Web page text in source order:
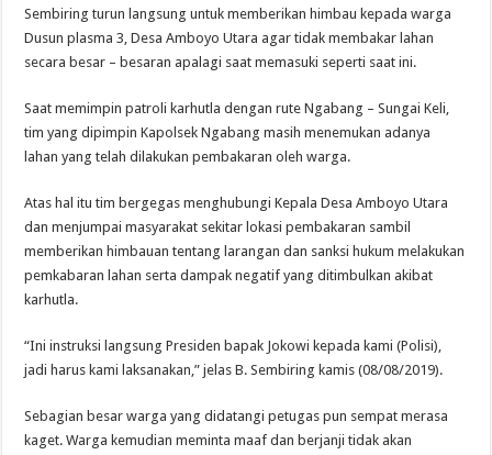
Sembiring turun langsung untuk memberikan himbau kepada warga
Dusun plasma 3, Desa Amboyo Utara agar tidak membakar lahan
secara besar – besaran apalagi saat memasuki seperti saat ini.
Saat memimpin patroli karhutla dengan rute Ngabang – Sungai Keli,
tim yang dipimpin Kapolsek Ngabang masih menemukan adanya
lahan yang telah dilakukan pembakaran oleh warga.
Atas hal itu tim bergegas menghubungi Kepala Desa Amboyo Utara
dan menjumpai masyarakat sekitar lokasi pembakaran sambil
memberikan himbauan tentang larangan dan sanksi hukum melakukan
pemkabaran lahan serta dampak negatif yang ditimbulkan akibat
karhutla.
“Ini instruksi langsung Presiden bapak Jokowi kepada kami (Polisi),
jadi harus kami laksanakan,” jelas B. Sembiring kamis (08/08/2019).
Sebagian besar warga yang didatangi petugas pun sempat merasa
kaget. Warga kemudian meminta maaf dan berjanji tidak akan